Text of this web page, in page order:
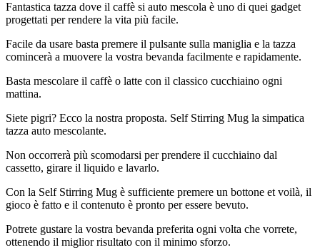
Fantastica tazza dove il caffè si auto mescola è uno di quei gadget
progettati per rendere la vita più facile.
Facile da usare basta premere il pulsante sulla maniglia e la tazza
comincerà a muovere la vostra bevanda facilmente e rapidamente.
Basta mescolare il caffè o latte con il classico cucchiaino ogni
mattina.
Siete pigri? Ecco la nostra proposta. Self Stirring Mug la simpatica
tazza auto mescolante.
Non occorrerà più scomodarsi per prendere il cucchiaino dal
cassetto, girare il liquido e lavarlo.
Con la Self Stirring Mug è sufficiente premere un bottone et voilà, il
gioco è fatto e il contenuto è pronto per essere bevuto.
Potrete gustare la vostra bevanda preferita ogni volta che vorrete,
ottenendo il miglior risultato con il minimo sforzo.